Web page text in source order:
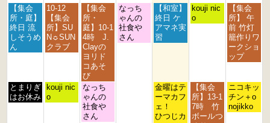
2
0
2
6
2
0
2
s
t
月
曜
日,
8
月
2
0
2
【集会
所・庭】
終日 流
しそうめ
ん
火
曜
日,
8
月
2
0
2
10-12
【集会
所】SU
N☼SUN
クラブ
水
曜
日,
8
月
5
t
h
2
0
2
6
【集会
所・
庭】10-1
4時 J.
Clayの
ヨリド
コあそ
び
木
曜
日,
8
なっち
ゃんの
社食や
さん
金
曜
日,
8
2
0
2
6
【和室】
終日 ケ
アマネ実
習
土
曜
0
2
6
kouji nic
o
日
曜
日,
8
月
9
2
0
2
6
【集会
所】 午
前 竹灯
籠作りワ
ークショ
ップ
月
曜
とまりぎ
はお休み
火
曜
kouji nic
o
水
曜
日,
8
なっち
ゃんの
社食や
さん
金
曜
日,
8
金曜はテ
ーマカフ
ェ！
ひつじカ
土
曜
日,
8
【集会
所】13-1
7時 竹
ボールつ
日
曜
日,
ニコキッ
チン＋o
nojikko